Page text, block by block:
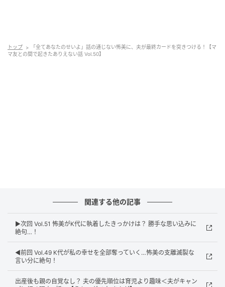
トップ
「全てあなたのせいよ」話の通じない怖美に、夫が最終カードを突きつける！【マ
マ友との間で起きたありえない話 Vol.50】
関連する他の記事
▶︎次回 Vol.51 怖美がK代に執着したきっかけは？ 勝手な思い込みに
絶句…！
◀︎前回 Vol.49 K代が私の幸せを全部奪っていく…怖美の支離滅裂な
言い分に絶句！
出産後も親の自覚なし？ 夫の優先順位は育児より趣味＜夫がキャン